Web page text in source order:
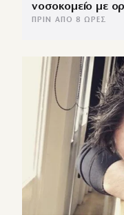
νοσοκομείο με
ΠΡΙΝ ΑΠΌ 8 ΏΡΕΣ